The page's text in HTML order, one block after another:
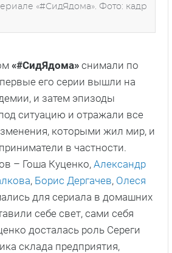
«#СидЯдома». Фото: кадр
«#СидЯдома» снимали по
его серии вышли на
и затем эпизоды
ситуацию и отражали все
которыми жил мир, и
в частности.
– Гоша Куценко, Александр
, Борис Дергачев, Олеся
для сериала в домашних
себе свет, сами себя
досталась роль Сереги
склада предприятия,